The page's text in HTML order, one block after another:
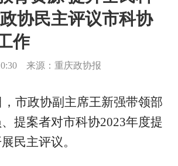
协民主评议市科协
作
来源：重庆政协报
，市政协副主席王新强带领部
提案者对市科协2023年度提
民主评议。